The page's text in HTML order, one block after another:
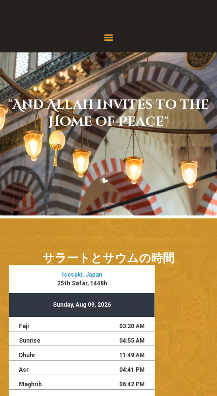
イスラームを学ぶ
お問い合わせ
寄付
"AndAllahinvitesto the
HomeofPeace"
サラートとサウムの時間